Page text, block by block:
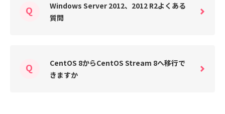
Windows Server 2012、2012 R2よくある
質問
CentOS 8からCentOS Stream 8へ移行で
きますか